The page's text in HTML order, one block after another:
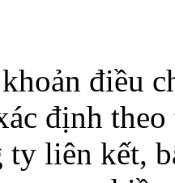
điều
định
ty liên kết,